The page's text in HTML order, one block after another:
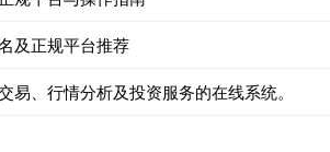
及正规平台推荐
易、行情分析及投资服务的在线系统。